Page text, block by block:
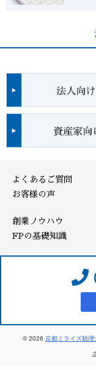
よくあるご質問
お客様の声
創業ノウハウ
FPの基礎知識
© 2026 京都ミライズ税